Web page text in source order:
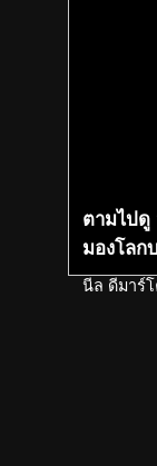
ตามไปดู
มองโลก
นีล ดีมาร์